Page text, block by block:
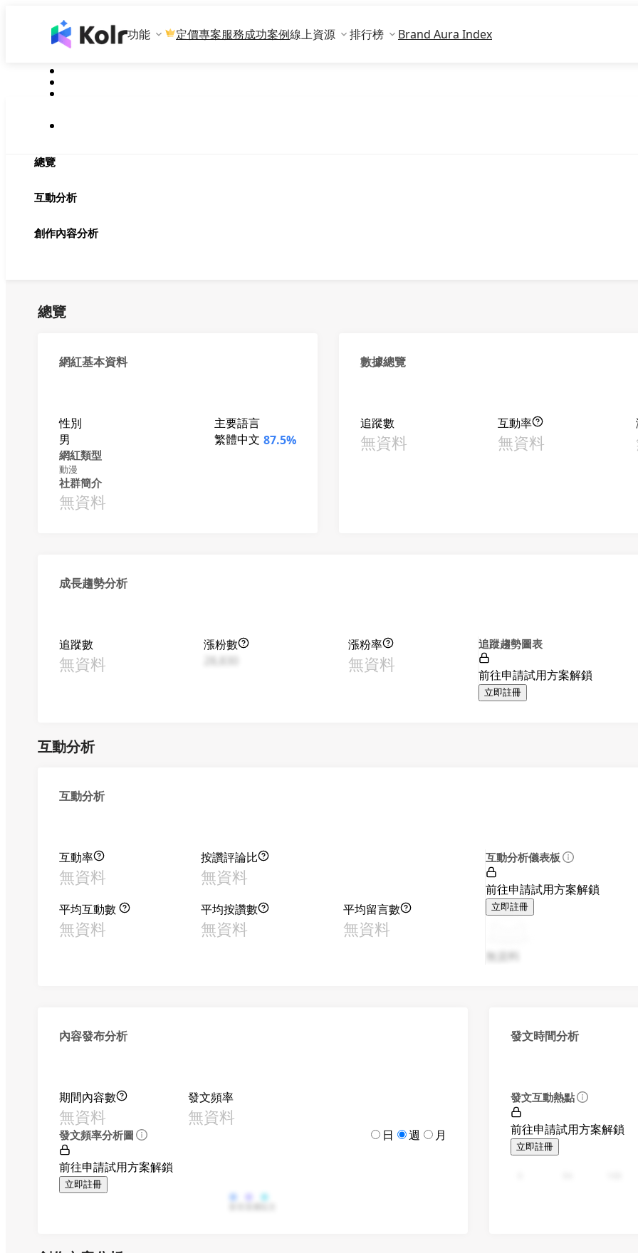
功能 定價專案服務成功案例線上資源 排行榜 Brand Aura Index
總覽
互動分析
創作內容分析
總覽
網紅基本資料
性別
男
主要語言
繁體中文 87.5%
網紅類型
動漫
社群簡介
無資料
數據總覽
追蹤數
無資料
互動率
無資料
成長趨勢分析
追蹤數
無資料
漲粉數
漲粉率
無資料
追蹤趨勢圖表
前往申請試用方案解鎖
立即註冊
互動分析
互動分析
互動率
無資料
按讚評論比
無資料
平均互動數
無資料
平均按讚數
無資料
平均留言數
無資料
互動分析儀表板
前往申請試用方案解鎖
立即註冊
無資料
內容發布分析
期間內容數
無資料
發文頻率
無資料
發文頻率分析圖 日 週 月
前往申請試用方案解鎖
立即註冊
發文時間分析
發文互動熱點
前往申請試用方案解鎖
立即註冊